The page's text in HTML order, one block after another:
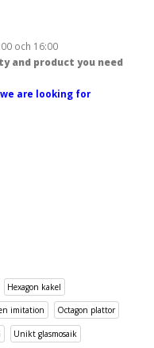
och 16:00
and product you need
are looking for
Hexagon kakel
imitation Octagon plattor
Unikt glasmosaik